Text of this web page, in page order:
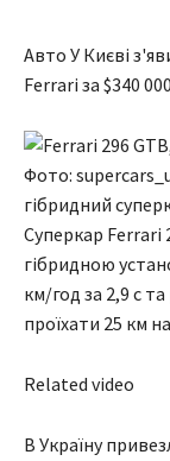
Авто У Києві
Ferrari за $340
Фото:
гібридний
Суперкар Ferrari
гібридною
км/год за 2,9 с
проїхати 25 км
Related video
В Україну